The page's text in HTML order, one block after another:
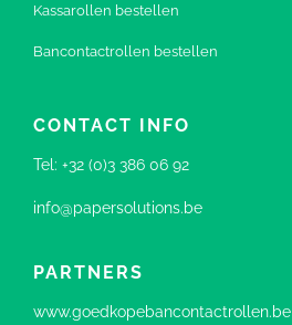
Kassarollen bestellen
Bancontactrollen bestellen
CONTACT INFO
Tel: +32 (0)3 386 06 92
info@papersolutions.be
PARTNERS
www.goedkopebancontactrollen.be